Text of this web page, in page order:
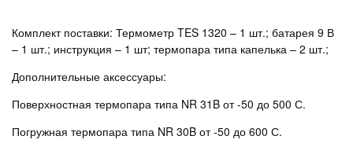
Комплект поставки: Термометр TES 1320 – 1 шт.; батарея 9 В
– 1 шт.; инструкция – 1 шт; термопара типа капелька – 2 шт.;
Дополнительные аксессуары:
Поверхностная термопара типа NR 31B от -50 до 500 С.
Погружная термопара типа NR 30B от -50 до 600 С.